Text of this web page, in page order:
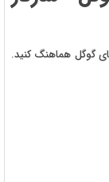
گوگل هماهنگ کنید.